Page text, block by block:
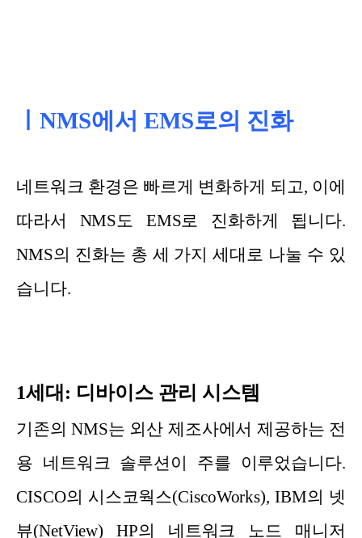
ㅣNMS에서 EMS로의 진화
네트워크 환경은 빠르게 변화하게 되고, 이에
따라서 NMS도 EMS로 진화하게 됩니다.
NMS의 진화는 총 세 가지 세대로 나눌 수 있
습니다.
1세대: 디바이스 관리 시스템
기존의 NMS는 외산 제조사에서 제공하는 전
용 네트워크 솔루션이 주를 이루었습니다.
CISCO의 시스코웍스(CiscoWorks), IBM의 넷
뷰(NetView) HP의 네트워크 노드 매니저